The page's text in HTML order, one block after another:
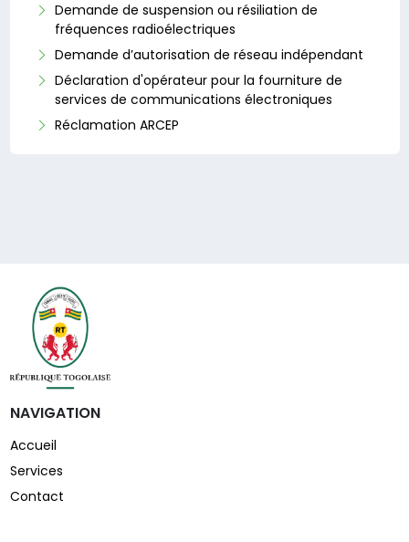
Demande de suspension ou résiliation de
fréquences radioélectriques
Demande d’autorisation de réseau indépendant
Déclaration d'opérateur pour la fourniture de
services de communications électroniques
Réclamation ARCEP
NAVIGATION
Accueil
Services
Contact